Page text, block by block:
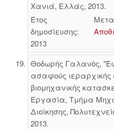
Χανιά, Ελλάς, 2013.
Έτος
δημοσίευσης:
2013
Θοδωρής Γαλανός,
ασαφούς
βιομηχανικής
Εργασία, Τμήμα
Διοίκησης,
2013.